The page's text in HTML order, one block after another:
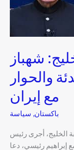
شهباز
والحوار
مع إيران
باكستان سياسة
الخليج، أجرى رئيس
إبراهيم رئيسي، دعا
شهباز
التهدئة
والحوار
مع
إيران